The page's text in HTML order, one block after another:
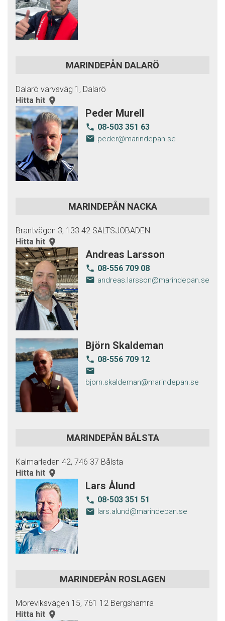
MARINDEPÅN DALARÖ
Dalarö varvsväg 1, Dalarö
Hitta hit room
Peder Murell
local_phone 08-503 351 63
email peder@marindepan.se
MARINDEPÅN NACKA
Brantvägen 3, 133 42 SALTSJÖBADEN
Hitta hit room
Andreas Larsson
local_phone 08-556 709 08
email andreas.larsson@marindepan.se
Björn Skaldeman
local_phone 08-556 709 12
email
bjorn.skaldeman@marindepan.se
MARINDEPÅN BÅLSTA
Kalmarleden 42, 746 37 Bålsta
Hitta hit room
Lars Ålund
local_phone 08-503 351 51
email lars.alund@marindepan.se
MARINDEPÅN ROSLAGEN
Moreviksvägen 15, 761 12 Bergshamra
Hitta hit room